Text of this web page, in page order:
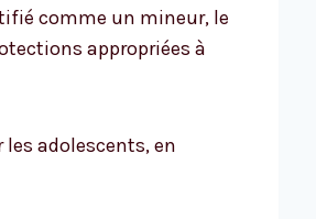
comme un mineur, le
appropriées à
adolescents, en